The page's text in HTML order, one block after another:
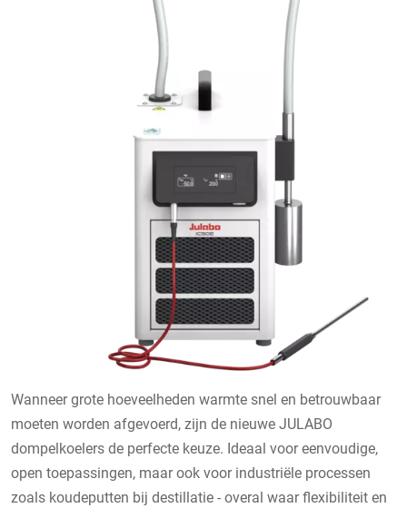
Wanneer grote hoeveelheden warmte snel en betrouwbaar
moeten worden afgevoerd, zijn de nieuwe JULABO
dompelkoelers de perfecte keuze. Ideaal voor eenvoudige,
open toepassingen, maar ook voor industriële processen
zoals koudeputten bij destillatie - overal waar flexibiliteit en